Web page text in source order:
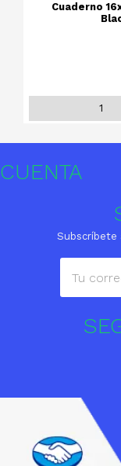
Cuaderno
CUENTA
Subscríbete